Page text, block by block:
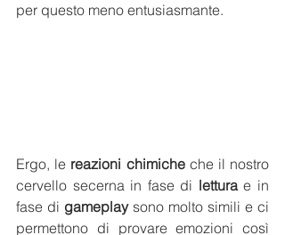
per questo meno entusiasmante.
Ergo, le reazioni chimiche che il nostro
cervello secerna in fase di lettura e in
fase di gameplay sono molto simili e ci
permettono di provare emozioni così